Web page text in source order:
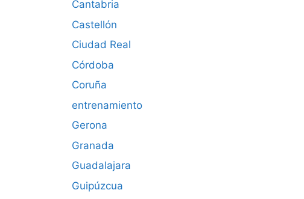
Cantabria
Castellón
Ciudad Real
Córdoba
Coruña
entrenamiento
Gerona
Granada
Guadalajara
Guipúzcua